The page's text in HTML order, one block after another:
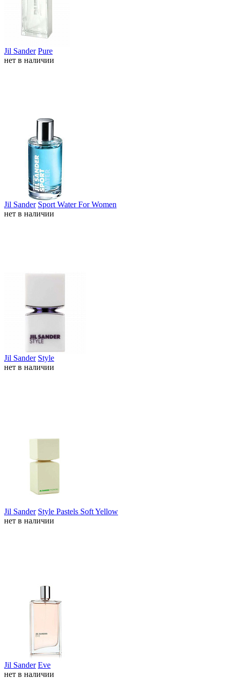
Jil Sander Pure
нет в наличии
Jil Sander Sport Water For Women
нет в наличии
Jil Sander Style
нет в наличии
Jil Sander Style Pastels Soft Yellow
нет в наличии
Jil Sander Eve
нет в наличии